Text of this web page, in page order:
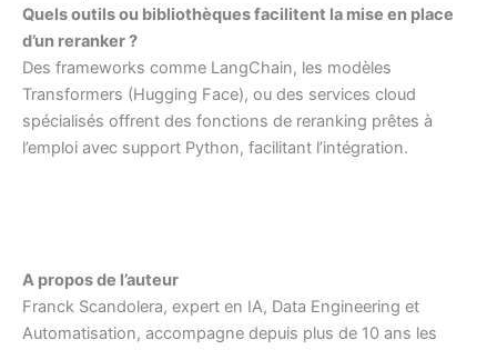
Quels outils ou bibliothèques facilitent la mise en place
d’un reranker ?
Des frameworks comme LangChain, les modèles
Transformers (Hugging Face), ou des services cloud
spécialisés offrent des fonctions de reranking prêtes à
l’emploi avec support Python, facilitant l’intégration.
A propos de l’auteur
Franck Scandolera, expert en IA, Data Engineering et
Automatisation, accompagne depuis plus de 10 ans les